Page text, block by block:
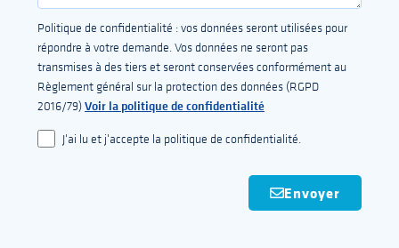
Politique de confidentialité : vos données seront utilisées pour
répondre à votre demande. Vos données ne seront pas
transmises à des tiers et seront conservées conformément au
Règlement général sur la protection des données (RGPD
2016/79)Voir la politique de confidentialité
J'ai lu et j'accepte la politique de confidentialité.
Envoyer